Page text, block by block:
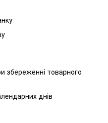
збереженні товарного
днів